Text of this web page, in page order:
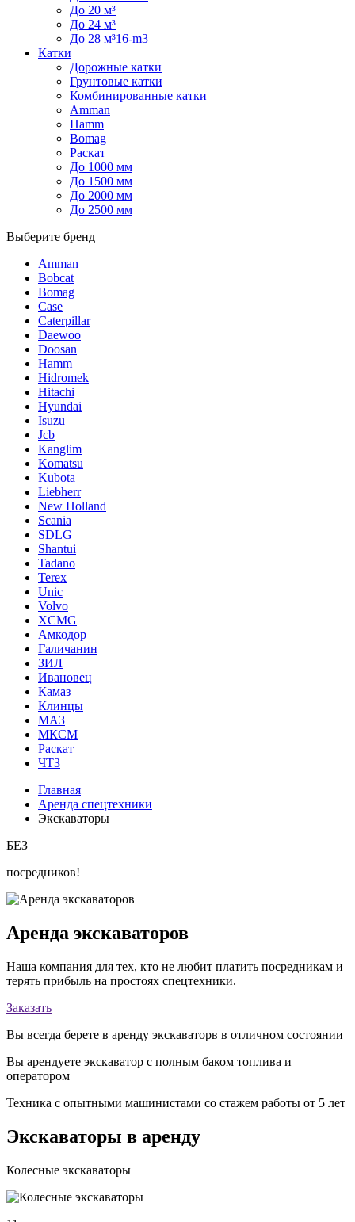
До 20 м³
До 24 м³
До 28 м³16-m3
Катки
Дорожные катки
Грунтовые катки
Комбинированные катки
Amman
Hamm
Bomag
Раскат
До 1000 мм
До 1500 мм
До 2000 мм
До 2500 мм
Выберите бренд
Amman
Bobcat
Bomag
Case
Caterpillar
Daewoo
Doosan
Hamm
Hidromek
Hitachi
Hyundai
Isuzu
Jcb
Kanglim
Komatsu
Kubota
Liebherr
New Holland
Scania
SDLG
Shantui
Tadano
Terex
Unic
Volvo
XCMG
Амкодор
Галичанин
ЗИЛ
Ивановец
Камаз
Клинцы
МАЗ
МКСМ
Раскат
ЧТЗ
Главная
Аренда спецтехники
Экскаваторы
БЕЗ
посредников!
Аренда экскаваторов
Наша компания для тех, кто не любит платить посредникам и
терять прибыль на простоях спецтехники.
Заказать
Вы всегда берете в аренду экскаваторв в отличном состоянии
Вы арендуете экскаватор с полным баком топлива и
оператором
Техника с опытными машинистами со стажем работы от 5 лет
Экскаваторы в аренду
Колесные экскаваторы